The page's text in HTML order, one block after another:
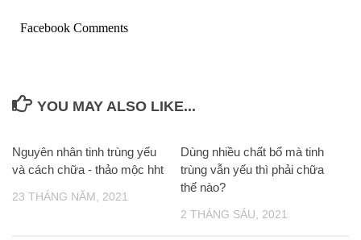
Facebook Comments
YOU MAY ALSO LIKE...
Nguyên nhân tinh trùng yếu
và cách chữa - thảo mộc hht
23 THÁNG NĂM, 2021
Dùng nhiều chất bổ mà tinh
trùng vẫn yếu thì phải chữa
thế nào?
2 THÁNG SÁU, 2021